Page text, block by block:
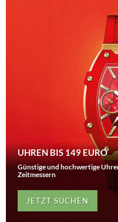
UHREN BIS 149 EURO
Günstige und hochwertige
Zeitmessern
JETZT SUCHEN